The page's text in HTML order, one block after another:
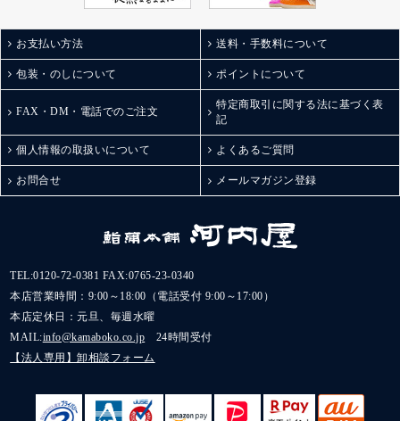
お支払い方法 送料・手数料について
包装・のしについて ポイントについて
FAX・DM・電話でのご注文
特定商取引に関する法に基づく表
記
個人情報の取扱いについて よくあるご質問
お問合せ メールマガジン登録
TEL:0120-72-0381 FAX:0765-23-0340
本店営業時間：9:00～18:00（電話受付 9:00～17:00）
本店定休日：元旦、毎週水曜
MAIL:info@kamaboko.co.jp 24時間受付
【法人専用】卸相談フォーム